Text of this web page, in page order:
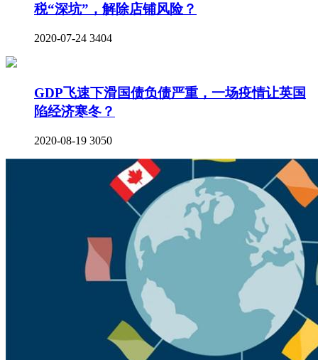
税“深坑”，解除店铺风险？
2020-07-24 3404
GDP飞速下滑国债负债严重，一场疫情让英国
陷经济寒冬？
2020-08-19 3050